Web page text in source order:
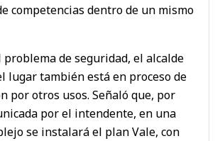
competencias dentro de un mismo
problema de seguridad, el alcalde
lugar también está en proceso de
por otros usos. Señaló que, por
por el intendente, en una
se instalará el plan Vale, con